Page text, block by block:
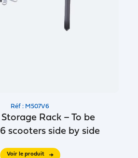
Réf : M507V6
Rack – To be
scooters side by side
Voir le produit